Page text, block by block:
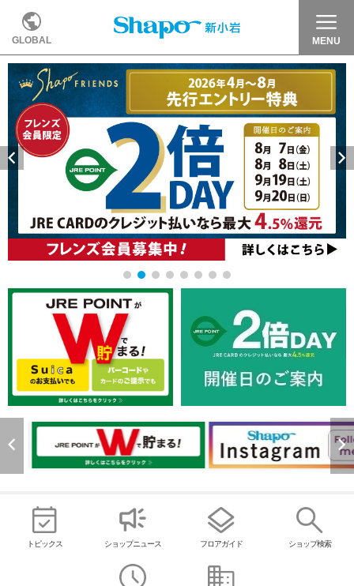
GLOBAL MENU
トピックス ショップニュース フロアガイド ショップ検索